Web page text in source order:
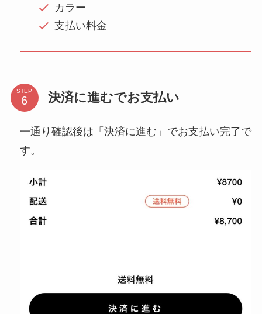
カラー
支払い料金
STEP 決済に進むでお支払い
一通り確認後は「決済に進む」でお支払い完了で
す。